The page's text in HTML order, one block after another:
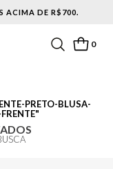
ACIMA DE R$700.
0
PRETO-BLUSA-